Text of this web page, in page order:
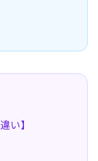
い】